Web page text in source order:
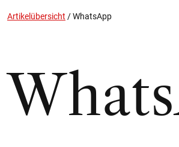
Artikelübersicht /WhatsApp